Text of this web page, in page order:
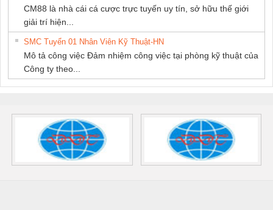
CM88 là nhà cái cá cược trực tuyến uy tín, sở hữu thế giới
giải trí hiện...
SMC Tuyển 01 Nhân Viên Kỹ Thuật-HN
Mô tả công việc Đảm nhiệm công việc tại phòng kỹ thuật của
Công ty theo...